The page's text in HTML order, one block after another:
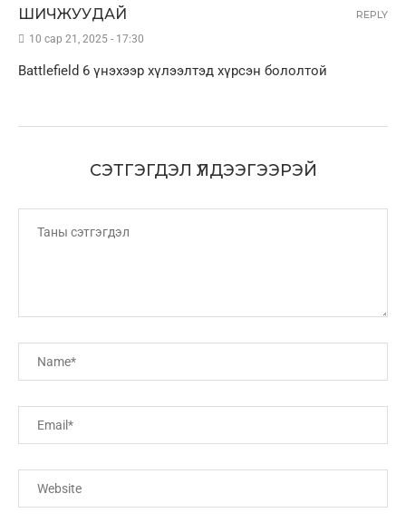
ШИЧЖУУДАЙ
10 сар 21, 2025 - 17:30
Battlefield 6 үнэхээр хүлээлтэд хүрсэн бололтой
REPLY
СЭТГЭГДЭЛ ҮЛДЭЭГЭЭРЭЙ